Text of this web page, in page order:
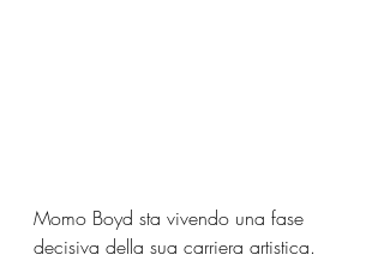
Momo Boyd sta vivendo una fase
decisiva della sua carriera artistica.